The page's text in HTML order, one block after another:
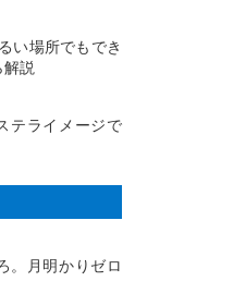
い場所でもでき
説
テライメージで
。月明かりゼロ